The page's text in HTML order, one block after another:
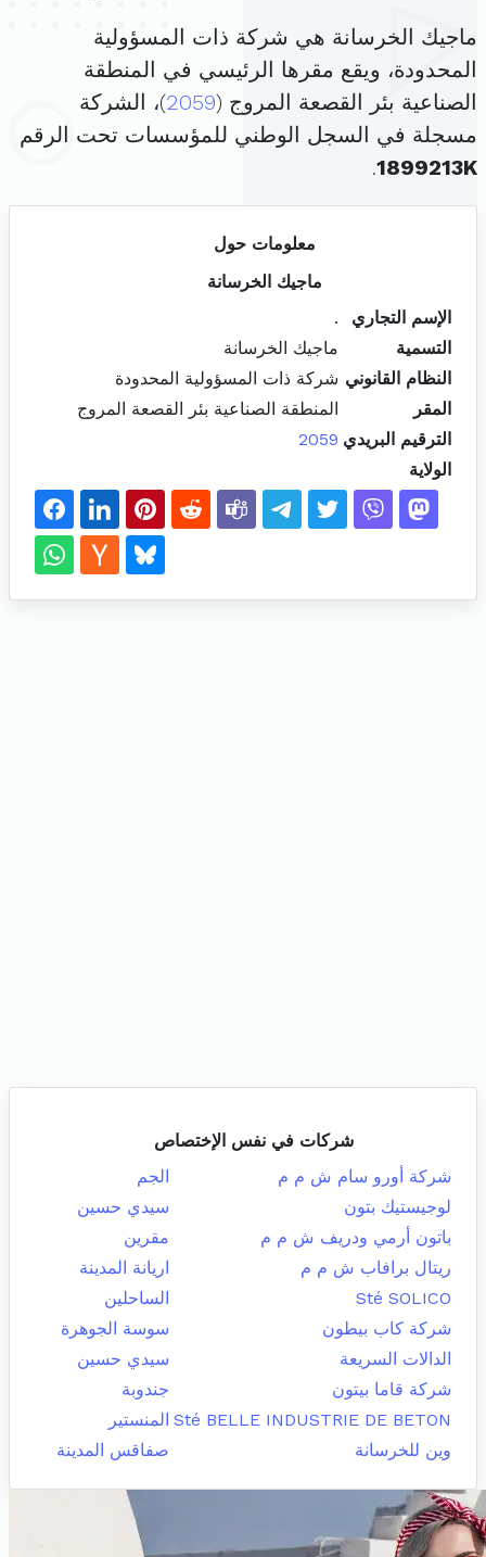
ماجيك الخرسانة هي شركة ذات المسؤولية
المحدودة، ويقع مقرها الرئيسي في المنطقة
الصناعية بئر القصعة المروج (2059)، الشركة
مسجلة في السجل الوطني للمؤسسات تحت الرقم
1899213K
.
معلومات حول
ماجيك الخرسانة
الإسم التجاري
.
التسمية
ماجيك الخرسانة
النظام القانوني شركة ذات المسؤولية المحدودة
المقر
المنطقة الصناعية بئر القصعة المروج
الترقيم البريدي 2059
الولاية
شركات في نفس الإختصاص
شركة أورو سام ش م م
الجم
لوجيستيك بتون
سيدي حسين
باتون أرمي ودريف ش م م
مقرين
ريتال برافاب ش م م
اريانة المدينة
Sté SOLICO
الساحلين
شركة كاب بيطون
سوسة الجوهرة
الدالات السريعة
سيدي حسين
شركة قاما بيتون
جندوبة
Sté BELLE INDUSTRIE DE BETON المنستير
وين للخرسانة
صفاقس المدينة